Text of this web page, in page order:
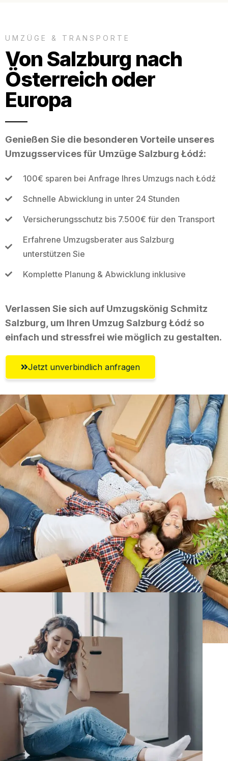
UMZÜGE & TRANSPORTE
Von Salzburg nach
Österreich oder
Europa
Genießen Sie die besonderen Vorteile unseres
Umzugsservices für Umzüge Salzburg Łódź:
100€ sparen bei Anfrage Ihres Umzugs nach Łódź
Schnelle Abwicklung in unter 24 Stunden
Versicherungsschutz bis 7.500€ für den Transport
Erfahrene Umzugsberater aus Salzburg
unterstützen Sie
Komplette Planung & Abwicklung inklusive
Verlassen Sie sich auf Umzugskönig Schmitz
Salzburg, um Ihren Umzug Salzburg Łódź so
einfach und stressfrei wie möglich zu gestalten.
Jetzt unverbindlich anfragen